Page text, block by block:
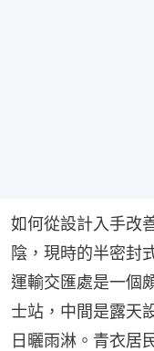
如何從設計入手改
陰，現時的半密封
運輸交匯處是一個
士站，中間是露天
日曬雨淋。青衣居